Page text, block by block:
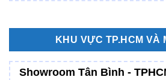
KHU VỰC TP.HCM VÀ
Showroom Tân Bình -